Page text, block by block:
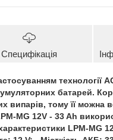
Специфікація
технології
батарей.
випарів, тому її можна
MG 12V - 33 Ah
LPM-MG